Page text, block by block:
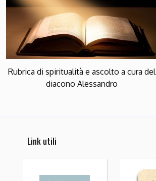
Rubrica di spiritualità e ascolto a cura del
diacono Alessandro
Link utili